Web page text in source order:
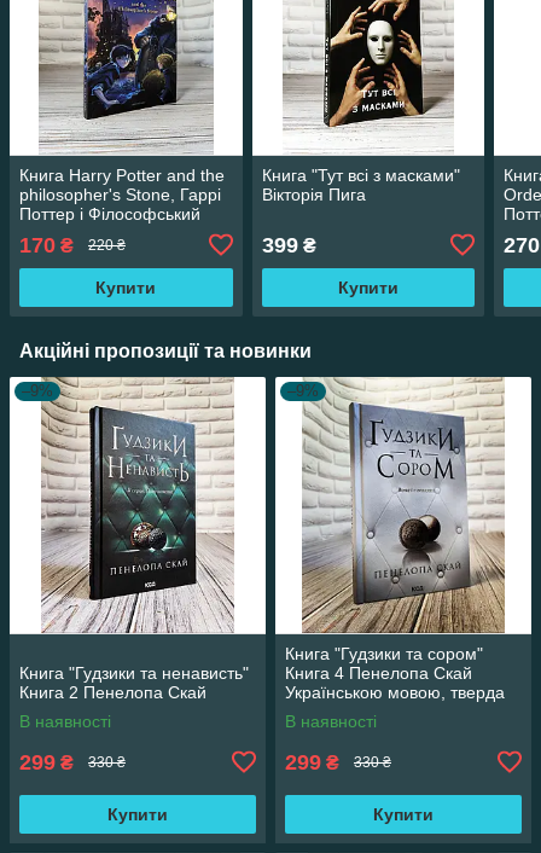
Книга Harry Potter and the
philosopher's Stone, Гаррі
Поттер і Філософський
мовою
170 ₴ 220 ₴
Купити
Книга "Тут всі з масками"
Вікторія Пига
399₴
Купити
обкл
270
Акційні пропозиції та новинки
–9%
Книга "Гудзики та ненависть"
Книга 2 Пенелопа Скай
В наявності
299 ₴ 330 ₴
Купити
–9%
Книга "Гудзики та сором"
Книга 4 Пенелопа Скай
Українською мовою, тверда
обкладинка
В наявності
299 ₴ 330 ₴
Купити